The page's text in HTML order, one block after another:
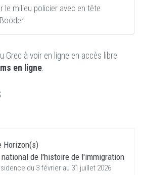
le milieu policier avec en tête
Grec à voir en ligne en accès libre
en ligne.
Horizon(s)
de l'histoire de l'immigration
du 3 février au 31 juillet 2026